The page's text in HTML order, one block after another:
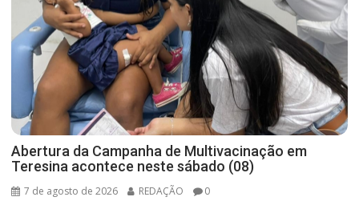
Abertura da Campanha de Multivacinação em
Teresina acontece neste sábado (08)
7 de agosto de 2026 REDAÇÃO 0